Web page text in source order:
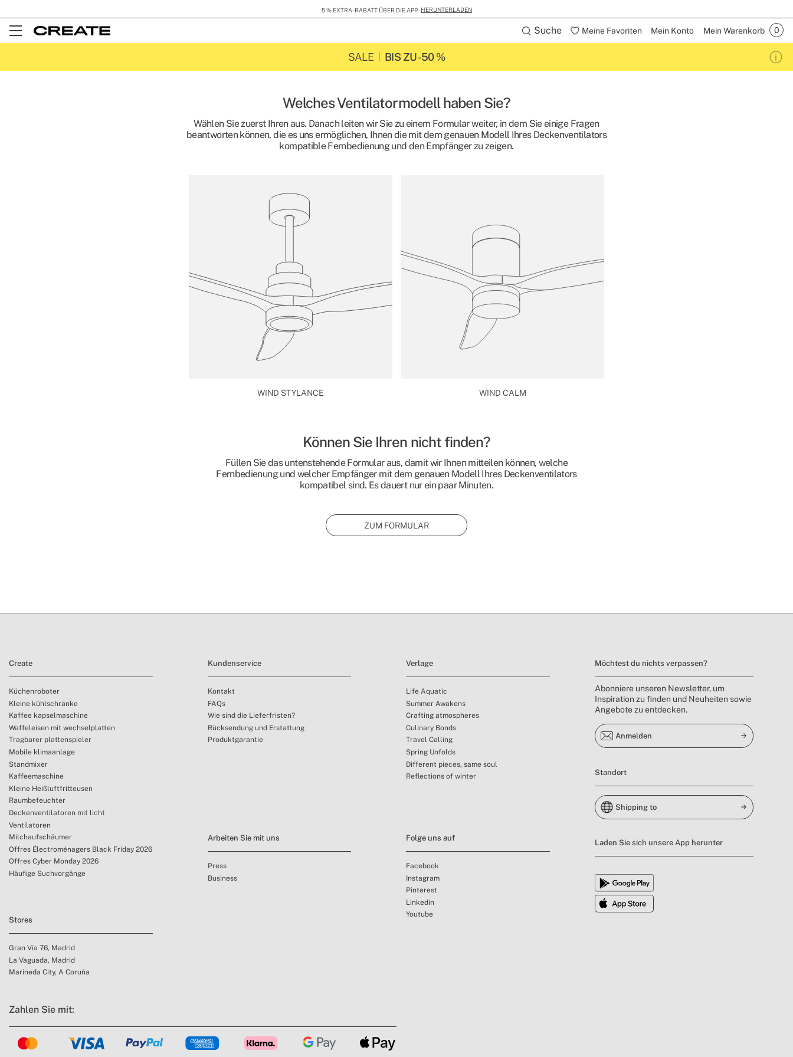
5 % EXTRA-RABATT ÜBER DIE APP -HERUNTERLADEN
Open
Suche Meine Favoriten Mein Konto Mein Warenkorb
SALE BIS ZU -50 %
Welches Ventilatormodell haben Sie?
Wählen Sie zuerst Ihren aus. Danach leiten wir Sie zu einem Formular weiter, in dem Sie einige Fragen
beantworten können, die es uns ermöglichen, Ihnen die mit dem genauen Modell Ihres Deckenventilators
kompatible Fernbedienung und den Empfänger zu zeigen.
WIND STYLANCE WIND CALM
Können Sie Ihren nicht finden?
Füllen Sie das untenstehende Formular aus, damit wir Ihnen mitteilen können, welche
Fernbedienung und welcher Empfänger mit dem genauen Modell Ihres Deckenventilators
kompatibel sind. Es dauert nur ein paar Minuten.
ZUM FORMULAR
Create
Küchenroboter
Kleine kühlschränke
Kaffee kapselmaschine
Waffeleisen mit wechselplatten
Tragbarer plattenspieler
Mobile klimaanlage
Standmixer
Kaffeemaschine
Kleine Heißluftfritteusen
Raumbefeuchter
Deckenventilatoren mit licht
Ventilatoren
Milchaufschäumer
Offres Électroménagers Black Friday 2026
Offres Cyber Monday 2026
Häufige Suchvorgänge
Stores
Gran Vía 76, Madrid
La Vaguada, Madrid
Marineda City, A Coruña
Kundenservice
Kontakt
FAQs
Wie sind die Lieferfristen?
Rücksendung und Erstattung
Produktgarantie
Arbeiten Sie mit uns
Press
Business
Verlage
Life Aquatic
Summer Awakens
Crafting atmospheres
Culinary Bonds
Travel Calling
Spring Unfolds
Different pieces, same soul
Reflections of winter
Folge uns auf
Facebook
Instagram
Pinterest
Linkedin
Youtube
Möchtest du nichts verpassen?
Abonniere unseren Newsletter, um
Inspiration zu finden und Neuheiten sowie
Angebote zu entdecken.
Anmelden
Standort
Shipping to
Laden Sie sich unsere App herunter
Zahlen Sie mit: